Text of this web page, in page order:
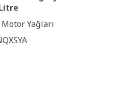
Yağları